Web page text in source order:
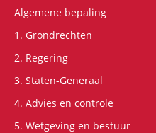
Algemene bepaling
1. Grondrechten
2. Regering
3. Staten-Generaal
4. Advies en controle
5. Wetgeving en bestuur